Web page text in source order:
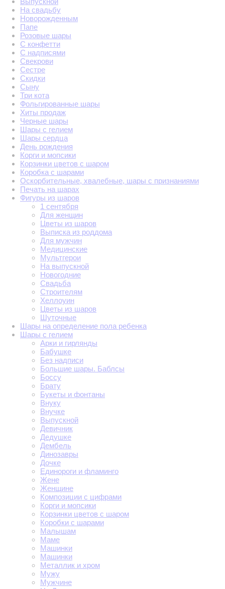
На свадьбу
Новорожденным
Папе
Розовые шары
С конфетти
С надписями
Свекрови
Сестре
Скидки
Сыну
Три кота
Фольгированные шары
Хиты продаж
Черные шары
Шары с гелием
Шары сердца
День рождения
Корги и мопсики
Корзинки цветов с шаром
Коробка с шарами
Оскорбительные, хвалебные, шары с признаниями
Печать на шарах
Фигуры из шаров
1 сентября
Для женщин
Цветы из шаров
Выписка из роддома
Для мужчин
Медицинские
Мультгерои
На выпускной
Новогодние
Свадьба
Строителям
Хеллоуин
Цветы из шаров
Шуточные
Шары на определение пола ребенка
Шары с гелием
Арки и гирлянды
Бабушке
Без надписи
Большие шары. Баблсы
Боссу
Брату
Букеты и фонтаны
Внуку
Внучке
Выпускной
Девичник
Дедушке
Дембель
Динозавры
Дочке
Единороги и фламинго
Жене
Женщине
Композиции с цифрами
Корги и мопсики
Корзинки цветов с шаром
Коробки с шарами
Малышам
Маме
Машинки
Машинки
Металлик и хром
Мужу
Мужчине